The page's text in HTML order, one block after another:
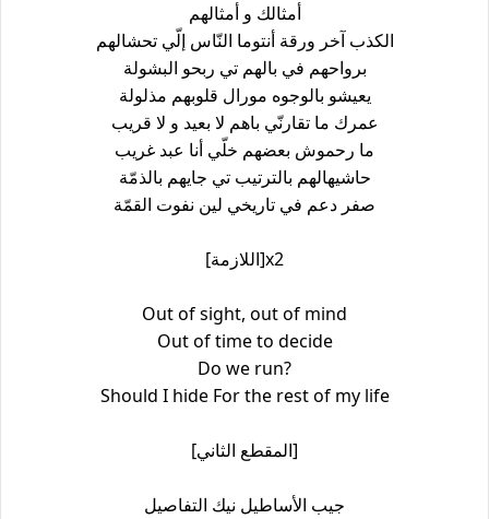
أمثالك و أمثالهم
الكذب آخر ورقة أنتوما النّاس إلّي تحشالهم
برواحهم في بالهم تي ربحو البشولة
يعيشو بالوجوه مورال قلوبهم مذلولة
عمرك ما تقارنّي باهم لا بعيد و لا قريب
ما رحموش بعضهم خلّي أنا عبد غريب
حاشيهالهم بالترتيب تي جايهم بالذمّة
صفر دعم في تاريخي لين نفوت القمّة
[اللازمة]x2
Out of sight, out of mind
Out of time to decide
Do we run?
Should I hide For the rest of my life
[المقطع الثاني]
جيب الأساطيل نيك التفاصيل